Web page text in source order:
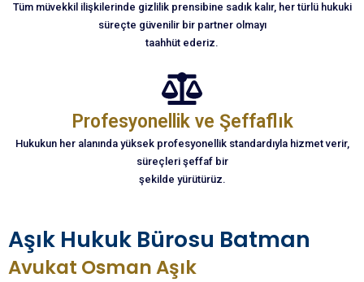
Tüm müvekkil ilişkilerinde gizlilik prensibine sadık kalır, her türlü hukuki
süreçte güvenilir bir partner olmayı
taahhüt ederiz.
Profesyonellik ve Şeffaflık
Hukukun her alanında yüksek profesyonellik standardıyla hizmet verir,
süreçleri şeffaf bir
şekilde yürütürüz.
Aşık Hukuk Bürosu Batman
Avukat Osman Aşık